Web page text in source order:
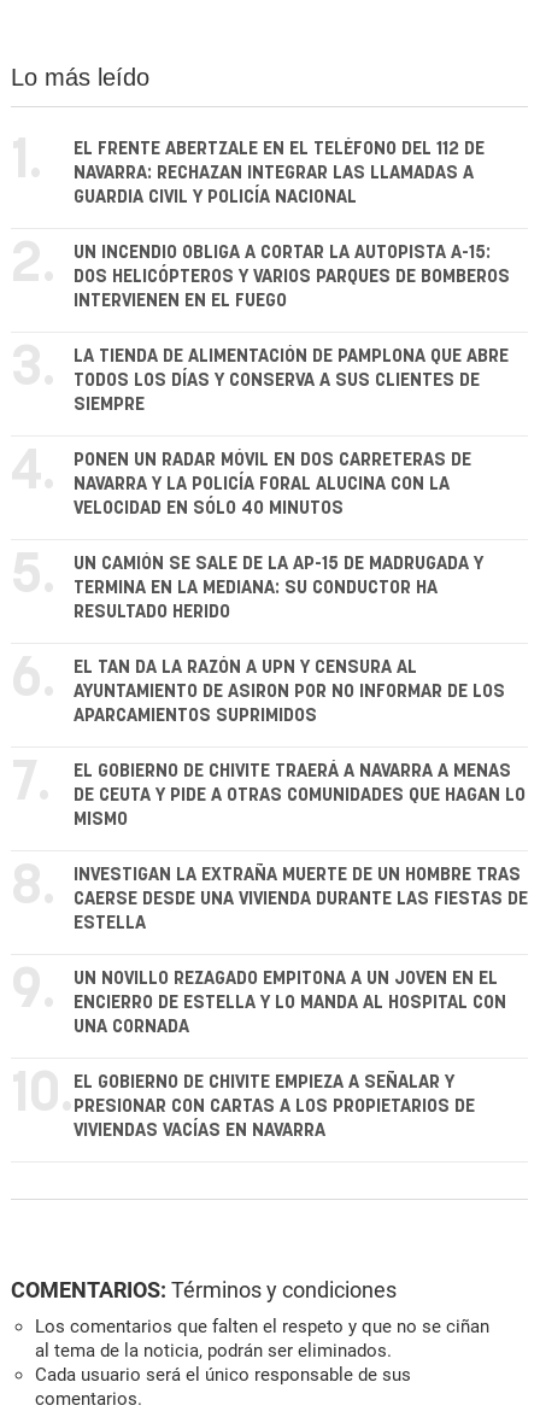
Lo más leído
1.
EL FRENTE ABERTZALE EN EL TELÉFONO DEL 112 DE
NAVARRA: RECHAZAN INTEGRAR LAS LLAMADAS A
GUARDIA CIVIL Y POLICÍA NACIONAL
2.
UN INCENDIO OBLIGA A CORTAR LA AUTOPISTA A-15:
DOS HELICÓPTEROS Y VARIOS PARQUES DE BOMBEROS
INTERVIENEN EN EL FUEGO
3.
LA TIENDA DE ALIMENTACIÓN DE PAMPLONA QUE ABRE
TODOS LOS DÍAS Y CONSERVA A SUS CLIENTES DE
SIEMPRE
4.
PONEN UN RADAR MÓVIL EN DOS CARRETERAS DE
NAVARRA Y LA POLICÍA FORAL ALUCINA CON LA
VELOCIDAD EN SÓLO 40 MINUTOS
5.
UN CAMIÓN SE SALE DE LA AP-15 DE MADRUGADA Y
TERMINA EN LA MEDIANA: SU CONDUCTOR HA
RESULTADO HERIDO
6.
EL TAN DA LA RAZÓN A UPN Y CENSURA AL
AYUNTAMIENTO DE ASIRON POR NO INFORMAR DE LOS
APARCAMIENTOS SUPRIMIDOS
7.
EL GOBIERNO DE CHIVITE TRAERÁ A NAVARRA A MENAS
DE CEUTA Y PIDE A OTRAS COMUNIDADES QUE HAGAN LO
MISMO
8.
INVESTIGAN LA EXTRAÑA MUERTE DE UN HOMBRE TRAS
CAERSE DESDE UNA VIVIENDA DURANTE LAS FIESTAS DE
ESTELLA
9.
UN NOVILLO REZAGADO EMPITONA A UN JOVEN EN EL
ENCIERRO DE ESTELLA Y LO MANDA AL HOSPITAL CON
UNA CORNADA
10. EL GOBIERNO DE CHIVITE EMPIEZA A SEÑALAR Y
PRESIONAR CON CARTAS A LOS PROPIETARIOS DE
VIVIENDAS VACÍAS EN NAVARRA
COMENTARIOS: Términos y condiciones
Los comentarios que falten el respeto y que no se ciñan
al tema de la noticia, podrán ser eliminados.
Cada usuario será el único responsable de sus
comentarios.